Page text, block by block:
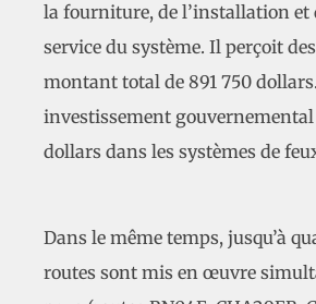
la fourniture, de l’installation et
service du système. Il perçoit
montant total de 891 750
investissement
dollars dans les systèmes de
Dans le même temps, jusqu’à
routes sont mis en œuvre